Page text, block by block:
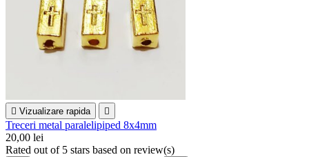
 Vizualizare rapida 
Treceri metal paralelipiped 8x4mm
20,00 lei
Rated out of 5 stars based on review(s)